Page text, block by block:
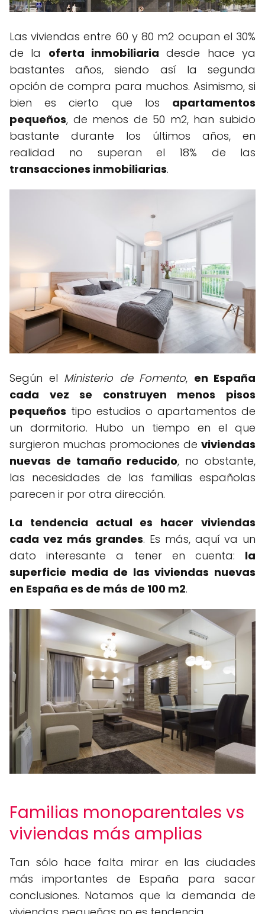
Las viviendas entre 60 y 80 m2 ocupan el 30%
de la oferta inmobiliaria desde hace ya
bastantes años, siendo así la segunda
opción de compra para muchos. Asimismo, si
bien es cierto que los apartamentos
pequeños, de menos de 50 m2, han subido
bastante durante los últimos años, en
realidad no superan el 18% de las
transacciones inmobiliarias.
Según el Ministerio de Fomento, en España
cada vez se construyen menos pisos
pequeños tipo estudios o apartamentos de
un dormitorio. Hubo un tiempo en el que
surgieron muchas promociones de viviendas
nuevas de tamaño reducido, no obstante,
las necesidades de las familias españolas
parecen ir por otra dirección.
La tendencia actual es hacer viviendas
cada vez más grandes. Es más, aquí va un
dato interesante a tener en cuenta: la
superficie media de las viviendas nuevas
en España es de más de 100 m2.
Familias monoparentales vs
viviendas más amplias
Tan sólo hace falta mirar en las ciudades
más importantes de España para sacar
conclusiones. Notamos que la demanda de